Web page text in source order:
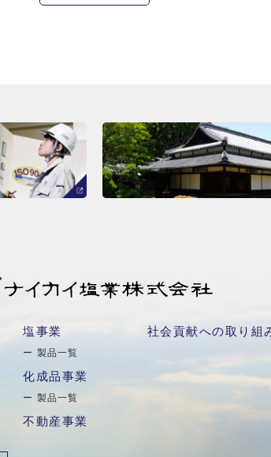
塩事業
製品一覧
化成品事業
製品一覧
不動産事業
社会貢献への取り組